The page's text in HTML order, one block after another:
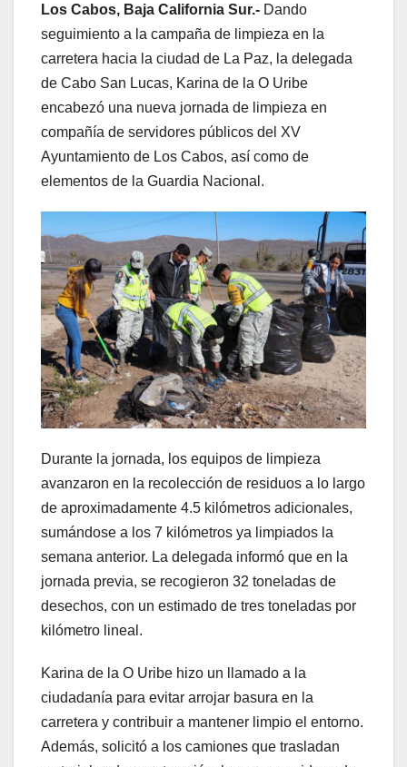
Los Cabos, Baja California Sur.- Dando
seguimiento a la campaña de limpieza en la
carretera hacia la ciudad de La Paz, la delegada
de Cabo San Lucas, Karina de la O Uribe
encabezó una nueva jornada de limpieza en
compañía de servidores públicos del XV
Ayuntamiento de Los Cabos, así como de
elementos de la Guardia Nacional.
Durante la jornada, los equipos de limpieza
avanzaron en la recolección de residuos a lo largo
de aproximadamente 4.5 kilómetros adicionales,
sumándose a los 7 kilómetros ya limpiados la
semana anterior. La delegada informó que en la
jornada previa, se recogieron 32 toneladas de
desechos, con un estimado de tres toneladas por
kilómetro lineal.
Karina de la O Uribe hizo un llamado a la
ciudadanía para evitar arrojar basura en la
carretera y contribuir a mantener limpio el entorno.
Además, solicitó a los camiones que trasladan